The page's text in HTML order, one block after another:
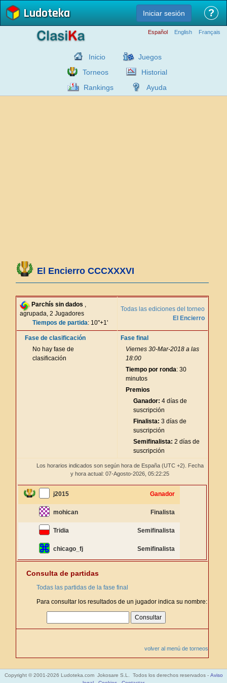
Ludoteka Iniciar sesión ?
Español English Français
Inicio
Juegos
Torneos
Historial
Rankings
Ayuda
El Encierro CCCXXXVI
Parchís sin dados ,
agrupada, 2 Jugadores
Tiempos de partida: 10"+1'
Todas las ediciones del torneo
El Encierro
Fase de clasificación
No hay fase de
clasificación
Fase final
Viernes 30-Mar-2018 a las
18:00
Tiempo por ronda: 30
minutos
Premios
Ganador: 4 días de
suscripción
Finalista: 3 días de
suscripción
Semifinalista: 2 días de
suscripción
Los horarios indicados son según hora de España (UTC +2). Fecha
y hora actual: 07-Agosto-2026, 05:22:25
j2015 Ganador
mohican Finalista
Tridia Semifinalista
chicago_fj Semifinalista
Consulta de partidas
Todas las partidas de la fase final
Para consultar los resultados de un jugador indica su nombre:
volver al menú de torneos
Copyright © 2001-2026 Ludoteka.com Jokosare S.L. Todos los derechos reservados - Aviso